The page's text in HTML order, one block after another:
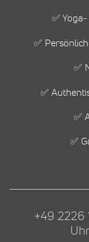
✅
✅
✅
✅
✅
✅
+49 2226